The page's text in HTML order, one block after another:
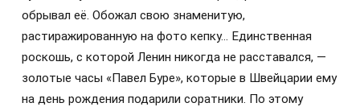
обрывал её. Обожал свою знаменитую,
растиражированную на фото кепку… Единственная
роскошь, с которой Ленин никогда не расставался, —
золотые часы «Павел Буре», которые в Швейцарии ему
на день рождения подарили соратники. По этому